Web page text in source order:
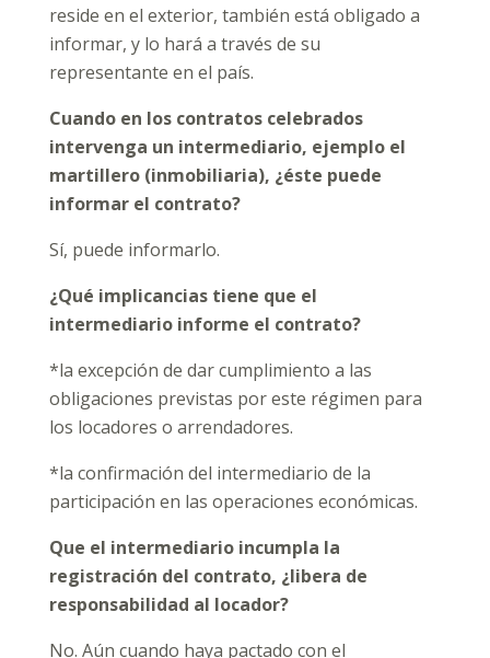
reside en el exterior, también está obligado a
informar, y lo hará a través de su
representante en el país.
Cuando en los contratos celebrados
intervenga un intermediario, ejemplo el
martillero (inmobiliaria), ¿éste puede
informar el contrato?
Sí, puede informarlo.
¿Qué implicancias tiene que el
intermediario informe el contrato?
*la excepción de dar cumplimiento a las
obligaciones previstas por este régimen para
los locadores o arrendadores.
*la confirmación del intermediario de la
participación en las operaciones económicas.
Que el intermediario incumpla la
registración del contrato, ¿libera de
responsabilidad al locador?
No. Aún cuando haya pactado con el